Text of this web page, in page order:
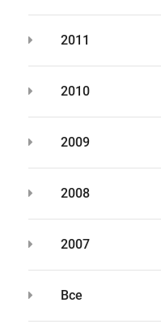
2011
2010
2009
2008
2007
Все